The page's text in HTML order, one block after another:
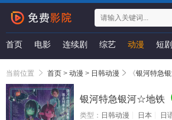
首页 电影 连续剧 综艺 动漫 短剧
当前位置 首页 > 动漫 > 日韩动漫 《银河特急
银河特急银河☆地铁
类型： 日韩动漫 日本 日